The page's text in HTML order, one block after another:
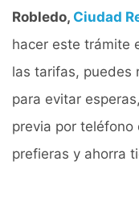
Robledo, Ciudad
hacer este trámite
las tarifas, puedes
para evitar
previa por teléfono
prefieras y ahorra